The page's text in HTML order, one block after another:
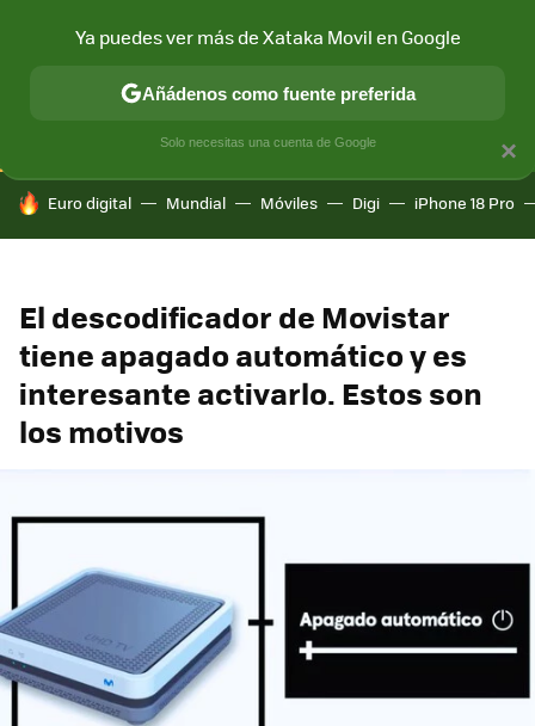
CONECTIVIDAD MÓVIL Y SOCIEDAD APLICACIONES
HOY SE HABLA DE
Euro digital Mundial Móviles Digi iPhone 18 Pro
El descodificador de Movistar
tiene apagado automático y es
interesante activarlo. Estos son
los motivos
×
Ya puedes ver más de Xataka Movil en Google
Añádenos como fuente preferida
Solo necesitas una cuenta de Google